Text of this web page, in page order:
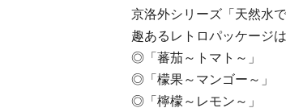
京洛外シリーズ「天然水
趣あるレトロパッケージ
◎「蕃茄～トマト～」
◎「檬果～マンゴー～」
◎「檸檬～レモン～」